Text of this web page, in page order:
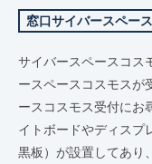
窓口サイバースペー
サイバースペースコス
ースペースコスモスが
ースコスモス受付にお
イトボードやディスプ
黒板）が設置してあり